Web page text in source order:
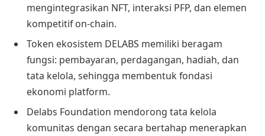
mengintegrasikan NFT, interaksi PFP, dan elemen
kompetitif on-chain.
Token ekosistem DELABS memiliki beragam
fungsi: pembayaran, perdagangan, hadiah, dan
tata kelola, sehingga membentuk fondasi
ekonomi platform.
Delabs Foundation mendorong tata kelola
komunitas dengan secara bertahap menerapkan